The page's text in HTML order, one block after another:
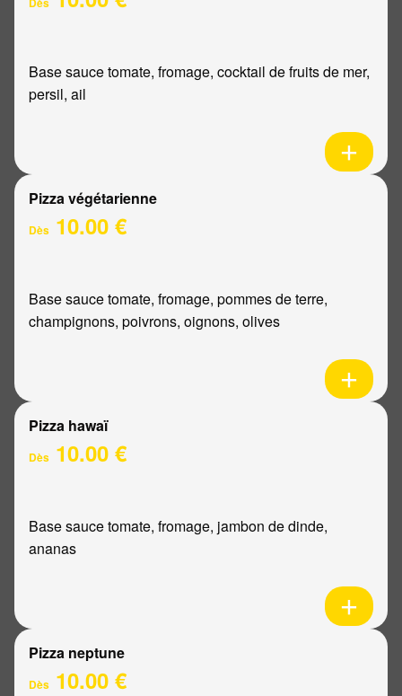
Base sauce tomate, fromage, cocktail de fruits de mer,
persil, ail
Pizza végétarienne
Dès 10.00 €
Base sauce tomate, fromage, pommes de terre,
champignons, poivrons, oignons, olives
Pizza hawaï
Dès 10.00 €
Base sauce tomate, fromage, jambon de dinde,
ananas
Pizza neptune
Dès 10.00 €